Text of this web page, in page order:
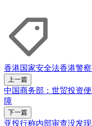
香港国家安全法香港警察
上一篇
中国商务部：世贸投资
障
下一篇
亚投行称内部审查没发